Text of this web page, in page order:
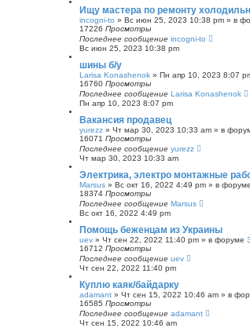
Ищу мастера по ремонту
incogni-to » Вс июн 25, 2023 10:38 pm » в
17226 Просмотры
Последнее сообщение incogni-to
Вс июн 25, 2023 10:38 pm
шины б/у
Larisa Konashenok » Пн апр 10, 2023 8:07
16760 Просмотры
Последнее сообщение Larisa Konashenok
Пн апр 10, 2023 8:07 pm
Вакансия продавец
yurezz » Чт мар 30, 2023 10:33 am » в
16071 Просмотры
Последнее сообщение yurezz
Чт мар 30, 2023 10:33 am
Электрика, электро монтажные
Marsus » Вс окт 16, 2022 4:49 pm » в форуме
18374 Просмотры
Последнее сообщение Marsus
Вс окт 16, 2022 4:49 pm
Помощь беженцам из Украины
uev » Чт сен 22, 2022 11:40 pm » в форуме
16712 Просмотры
Последнее сообщение uev
Чт сен 22, 2022 11:40 pm
Куплю каяк/байдарку
adamant » Чт сен 15, 2022 10:46 am » в
16585 Просмотры
Последнее сообщение adamant
Чт сен 15, 2022 10:46 am